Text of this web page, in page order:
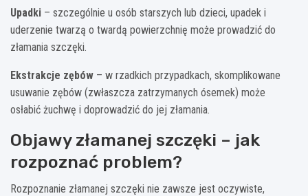
Upadki – szczególnie u osób starszych lub dzieci, upadek i
uderzenie twarzą o twardą powierzchnię może prowadzić do
złamania szczęki.
Ekstrakcje zębów – w rzadkich przypadkach, skomplikowane
usuwanie zębów (zwłaszcza zatrzymanych ósemek) może
osłabić żuchwę i doprowadzić do jej złamania.
Objawy złamanej szczęki – jak
rozpoznać problem?
Rozpoznanie złamanej szczęki nie zawsze jest oczywiste,